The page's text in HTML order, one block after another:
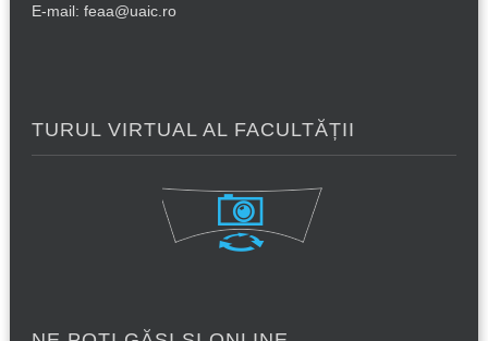
E-mail: feaa@uaic.ro
TURUL VIRTUAL AL FACULTĂȚII